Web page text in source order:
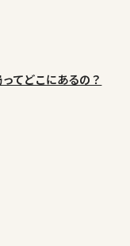
てどこにあるの？